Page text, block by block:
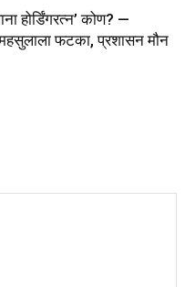
होर्डिंगरत्न’ कोण? —
महसुलाला फटका, प्रशासन मौन